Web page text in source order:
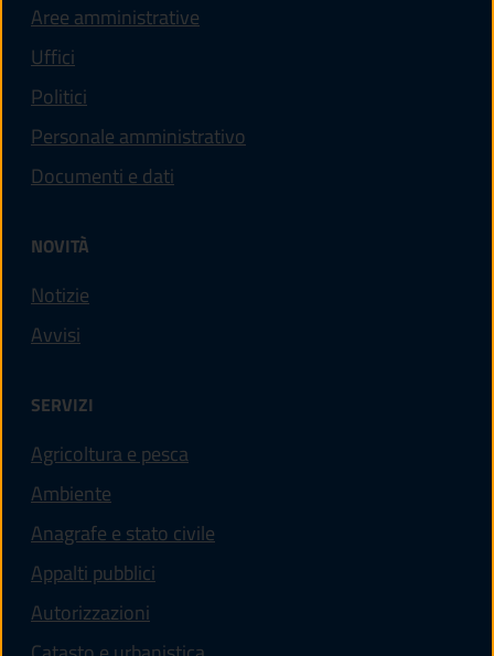
Aree amministrative
Uffici
Politici
Personale amministrativo
Documenti e dati
NOVITÀ
Notizie
Avvisi
SERVIZI
Agricoltura e pesca
Ambiente
Anagrafe e stato civile
Appalti pubblici
Autorizzazioni